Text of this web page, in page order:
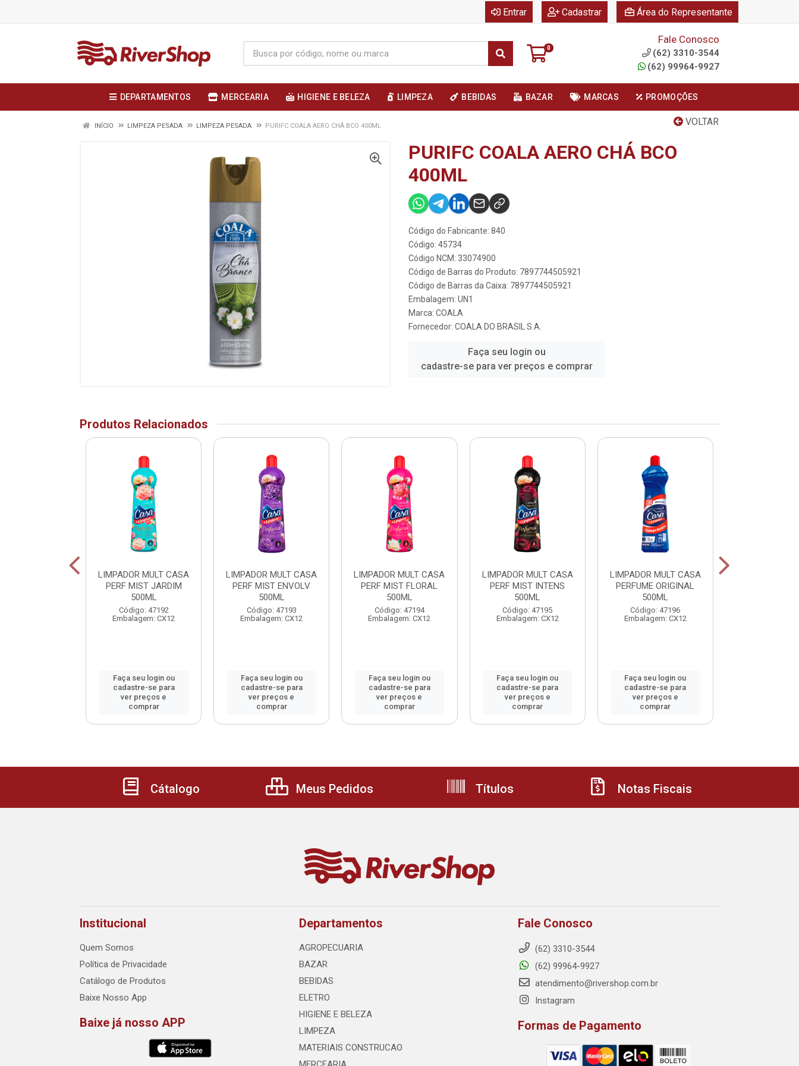
Entrar Cadastrar Área do Representante
0
Fale Conosco
(62) 3310-3544
(62) 99964-9927
DEPARTAMENTOS MERCEARIA HIGIENE E BELEZA LIMPEZA BEBIDAS BAZAR MARCAS PROMOÇÕES
VOLTAR
INÍCIO LIMPEZA PESADA LIMPEZA PESADA PURIFC COALA AERO CHÁ BCO 400ML
PURIFC COALA AERO CHÁ BCO
400ML
Código do Fabricante: 840
Código: 45734
Código NCM: 33074900
Código de Barras do Produto: 7897744505921
Código de Barras da Caixa: 7897744505921
Embalagem: UN1
Marca: COALA
Fornecedor: COALA DO BRASIL S.A.
Faça seu login ou
cadastre-se para ver preços e comprar
Produtos Relacionados
LIMPADOR MULT CASA
PERF MIST JARDIM
500ML
Código: 47192
Embalagem: CX12
Faça seu login ou
cadastre-se para
ver preços e
comprar
LIMPADOR MULT CASA
PERF MIST ENVOLV
500ML
Código: 47193
Embalagem: CX12
Faça seu login ou
cadastre-se para
ver preços e
comprar
LIMPADOR MULT CASA
PERF MIST FLORAL
500ML
Código: 47194
Embalagem: CX12
Faça seu login ou
cadastre-se para
ver preços e
comprar
LIMPADOR MULT CASA
PERF MIST INTENS
500ML
Código: 47195
Embalagem: CX12
Faça seu login ou
cadastre-se para
ver preços e
comprar
LIMPADOR MULT CASA
PERFUME ORIGINAL
500ML
Código: 47196
Embalagem: CX12
Faça seu login ou
cadastre-se para
ver preços e
comprar
Cátalogo Meus Pedidos Títulos Notas Fiscais
Institucional
Quem Somos
Política de Privacidade
Catálogo de Produtos
Baixe Nosso App
Baixe já nosso APP
Departamentos
AGROPECUARIA
BAZAR
BEBIDAS
ELETRO
HIGIENE E BELEZA
LIMPEZA
MATERIAIS CONSTRUCAO
Fale Conosco
(62) 3310-3544
(62) 99964-9927
atendimento@rivershop.com.br
Instagram
Formas de Pagamento